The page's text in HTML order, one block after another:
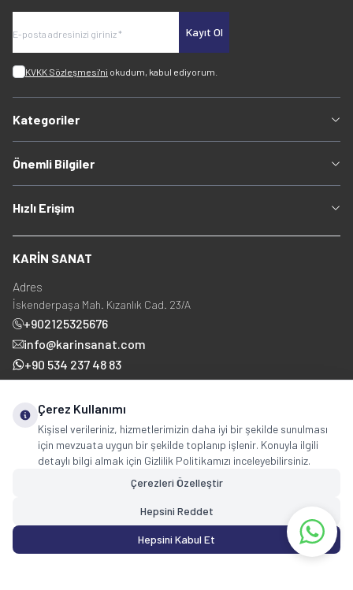
Kayıt Ol
KVKK Sözleşmesi'ni okudum, kabul ediyorum.
Kategoriler
Önemli Bilgiler
Hızlı Erişim
KARİN SANAT
Adres
İskenderpaşa Mah. Kızanlık Cad. 23/A
+902125325676
info@karinsanat.com
+90 534 237 48 83
Copyright © 2025 karinsanat.com Tüm Hakları Saklıdır.
Çerez Kullanımı
Kişisel verileriniz, hizmetlerimizin daha iyi bir şekilde sunulması
için mevzuata uygun bir şekilde toplanıp işlenir. Konuyla ilgili
detaylı bilgi almak için Gizlilik Politikamızı inceleyebilirsiniz.
Çerezleri Özelleştir
Hepsini Reddet
Hepsini Kabul Et